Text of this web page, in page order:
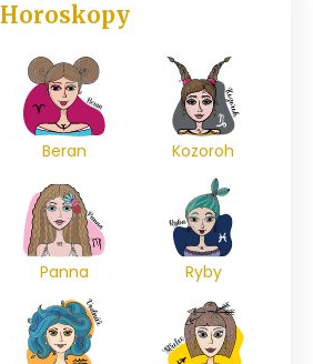
Horoskopy
Beran Kozoroh
Panna Ryby